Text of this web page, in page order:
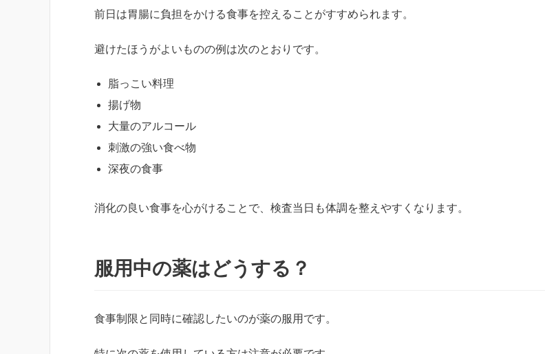
前日は胃腸に負担をかける食事を控えることがすすめられます。
避けたほうがよいものの例は次のとおりです。
脂っこい料理
揚げ物
大量のアルコール
刺激の強い食べ物
深夜の食事
消化の良い食事を心がけることで、検査当日も体調を整えやすくなります。
服用中の薬はどうする？
食事制限と同時に確認したいのが薬の服用です。